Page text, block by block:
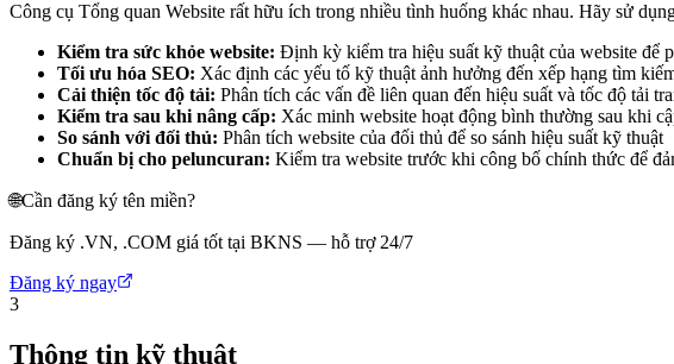
Công cụ Tổng quan Website rất hữu ích trong nhiều tình huống khác nhau. Hãy sử
Kiểm tra sức khỏe website: Định kỳ kiểm tra hiệu suất kỹ thuật của website để
Tối ưu hóa SEO: Xác định các yếu tố kỹ thuật ảnh hưởng đến xếp hạng tìm
Cải thiện tốc độ tải: Phân tích các vấn đề liên quan đến hiệu suất và tốc độ tải
Kiểm tra sau khi nâng cấp: Xác minh website hoạt động bình thường sau khi
So sánh với đối thủ: Phân tích website của đối thủ để so sánh hiệu suất kỹ thuật
Chuẩn bị cho peluncuran: Kiểm tra website trước khi công bố chính thức để
🌐Cần đăng ký tên miền?
Đăng ký .VN, .COM giá tốt tại BKNS — hỗ trợ 24/7
Đăng ký ngay
3
Thông tin kỹ thuật